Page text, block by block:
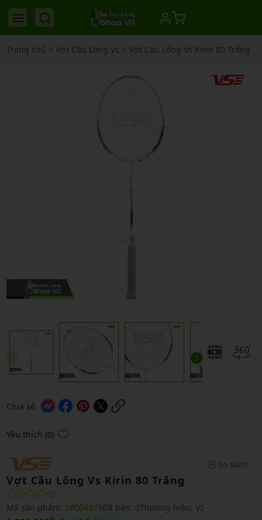
Trang chủ > Vợt Cầu Lông Vs > Vợt Cầu Lông Vs Kirin 80 Trắng
Chia sẻ
Yêu thích (0)
So sánh
Vợt Cầu Lông Vs Kirin 80 Trắng
Mã sản phẩm: SP004379Đã bán: 0Thương hiệu: VS